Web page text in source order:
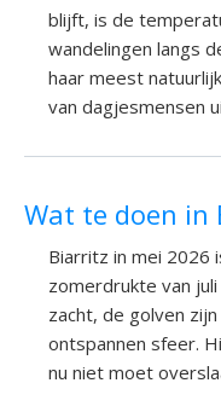
blijft, is de
wandelingen langs
haar meest
van dagjesmensen
Wat te doen in
Biarritz in mei 2026
zomerdrukte van
zacht, de golven
ontspannen sfeer.
nu niet moet